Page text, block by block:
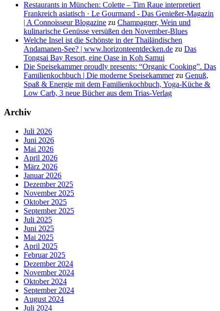
Restaurants in München: Colette – Tim Raue interpretiert
Frankreich asiatisch · Le Gourmand - Das Genießer-Magazin
| A Connoisseur Blogazine zu Champagner, Wein und
kulinarische Genüsse versüßen den November-Blues
Welche Insel ist die Schönste in der Thailändischen
Andamanen-See? | www.horizonteentdecken.de zu Das
Tongsai Bay Resort, eine Oase in Koh Samui
Die Speisekammer proudly presents: “Organic Cooking”. Das
Familienkochbuch | Die moderne Speisekammerzu Genuß,
Spaß & Energie mit dem Familienkochbuch, Yoga-Küche &
Low Carb, 3 neue Bücher aus dem Trias-Verlag
Archiv
Juli 2026
Juni 2026
Mai 2026
April 2026
März 2026
Januar 2026
Dezember 2025
November 2025
Oktober 2025
September 2025
Juli 2025
Juni 2025
Mai 2025
April 2025
Februar 2025
Dezember 2024
November 2024
Oktober 2024
September 2024
August 2024
Juli 2024